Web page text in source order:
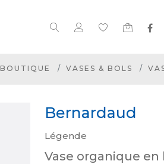
BOUTIQUE VASES & BOLS
Bernardaud
Légende
Vase organique